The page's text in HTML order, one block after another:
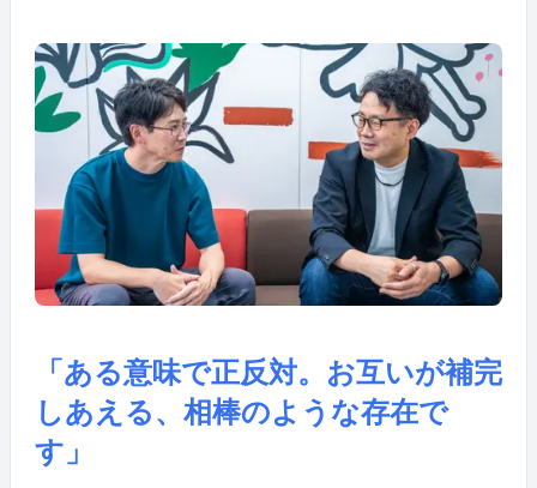
「ある意味で正反対。お互いが補完
しあえる、相棒のような存在で
す」